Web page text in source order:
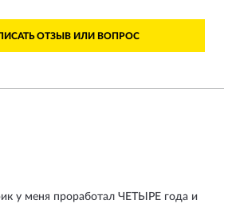
ОТЗЫВ ИЛИ ВОПРОС
у меня проработал ЧЕТЫРЕ года и